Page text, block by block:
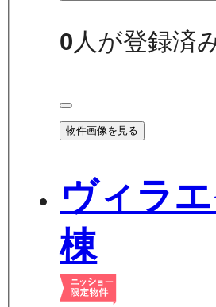
0人が登録済
物件画像を見る
ヴィラ
棟